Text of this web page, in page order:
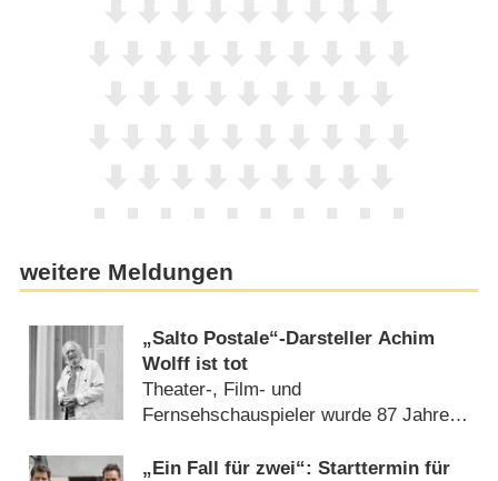
weitere Meldungen
„Salto Postale“-Darsteller Achim
Wolff ist tot
Theater-, Film- und
Fernsehschauspieler wurde 87 Jahre
„Ein Fall für zwei“: Starttermin für